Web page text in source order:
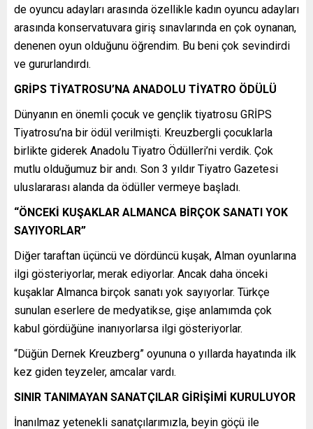
de oyuncu adayları arasında özellikle kadın oyuncu adayları
arasında konservatuvara giriş sınavlarında en çok oynanan,
denenen oyun olduğunu öğrendim. Bu beni çok sevindirdi
ve gururlandırdı.
GRİPS TİYATROSU’NA ANADOLU TİYATRO ÖDÜLÜ
Dünyanın en önemli çocuk ve gençlik tiyatrosu GRİPS
Tiyatrosu’na bir ödül verilmişti. Kreuzbergli çocuklarla
birlikte giderek Anadolu Tiyatro Ödülleri’ni verdik. Çok
mutlu olduğumuz bir andı. Son 3 yıldır Tiyatro Gazetesi
uluslararası alanda da ödüller vermeye başladı.
“ÖNCEKİ KUŞAKLAR ALMANCA BİRÇOK SANATI YOK
SAYIYORLAR”
Diğer taraftan üçüncü ve dördüncü kuşak, Alman oyunlarına
ilgi gösteriyorlar, merak ediyorlar. Ancak daha önceki
kuşaklar Almanca birçok sanatı yok sayıyorlar. Türkçe
sunulan eserlere de medyatikse, gişe anlamımda çok
kabul gördüğüne inanıyorlarsa ilgi gösteriyorlar.
“Düğün Dernek Kreuzberg” oyununa o yıllarda hayatında ilk
kez giden teyzeler, amcalar vardı.
SINIR TANIMAYAN SANATÇILAR GİRİŞİMİ KURULUYOR
İnanılmaz yetenekli sanatçılarımızla, beyin göçü ile